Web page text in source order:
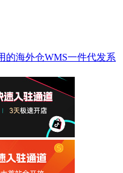
的海外仓WMS一件代发系